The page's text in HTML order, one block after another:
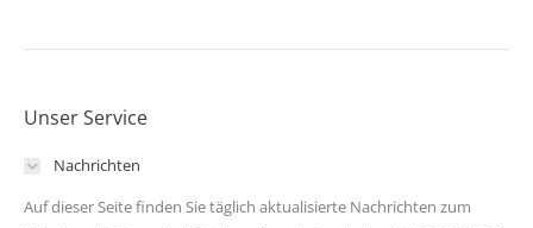
Unser Service
Nachrichten
Auf dieser Seite finden Sie täglich aktualisierte Nachrichten zum